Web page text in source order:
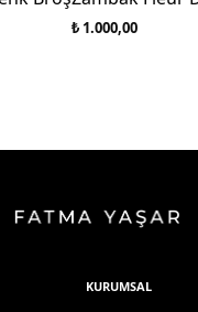
₺ 1.000,00
KURUMSAL